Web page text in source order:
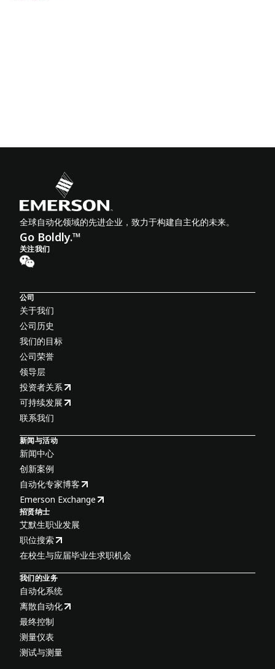
全球自动化领域的先进企业，致力于构建自主化的未来。
Go Boldly.™
关注我们
公司
关于我们
公司历史
我们的目标
公司荣誉
领导层
投资者关系
可持续发展
联系我们
新闻与活动
新闻中心
创新案例
自动化专家博客
Emerson Exchange
招贤纳士
艾默生职业发展
职位搜索
在校生与应届毕业生求职机会
我们的业务
自动化系统
离散自动化
最终控制
测量仪表
测试与测量